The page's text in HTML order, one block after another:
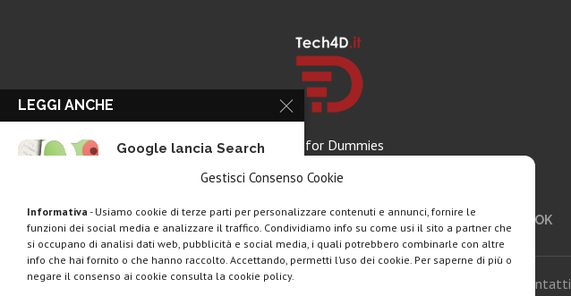
Gestisci Consenso Cookie
Informativa - Usiamo cookie di terze parti per personalizzare contenuti e annunci, fornire le
funzioni dei social media e analizzare il traffico. Condividiamo info su come usi il sito a partner che
si occupano di analisi dati web, pubblicità e social media, i quali potrebbero combinarle con altre
info che hai fornito o che hanno raccolto. Accettando, permetti l’uso dei cookie. Per saperne di più o
negare il consenso ai cookie consulta la cookie policy.
Tech for Dummies
FACEBOOK
Contatti
LEGGI ANCHE
Google lancia Search
Rassegna stampa tech:
la settimana 16...